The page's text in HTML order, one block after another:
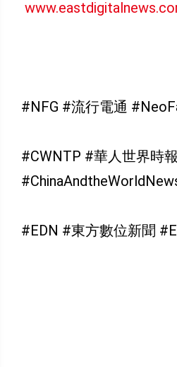
#NFG #流行電通
#CWNTP #華人世界時報
#EDN #東方數位新聞